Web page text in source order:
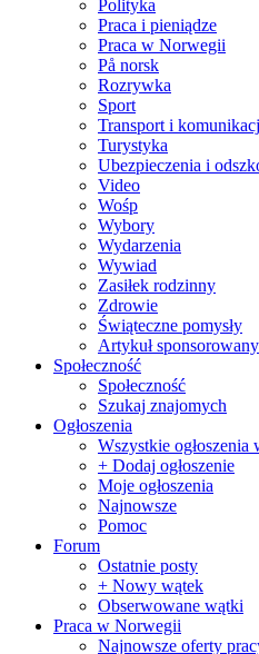
Polityka
Praca i pieniądze
Praca w Norwegii
På norsk
Rozrywka
Sport
Transport i
Turystyka
Ubezpieczenia i
Video
Wośp
Wybory
Wydarzenia
Wywiad
Zasiłek rodzinny
Zdrowie
Świąteczne pomysły
Artykuł sponsorowany
Społeczność
Społeczność
Szukaj znajomych
Ogłoszenia
Wszystkie
+ Dodaj ogłoszenie
Moje ogłoszenia
Najnowsze
Pomoc
Forum
Ostatnie posty
+ Nowy wątek
Obserwowane wątki
Praca w Norwegii
Najnowsze oferty